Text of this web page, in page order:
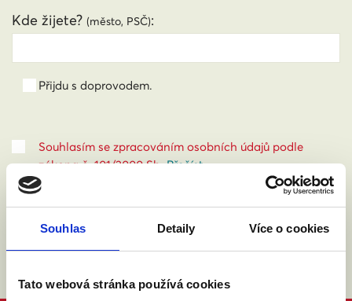
Souhlas Detaily Více o cookies
Tato webová stránka používá cookies
Kde žijete? (město, PSČ):
Přijdu s doprovodem.
Souhlasím se zpracováním osobních údajů podle
zákona č. 101/2000 Sb.Přečíst